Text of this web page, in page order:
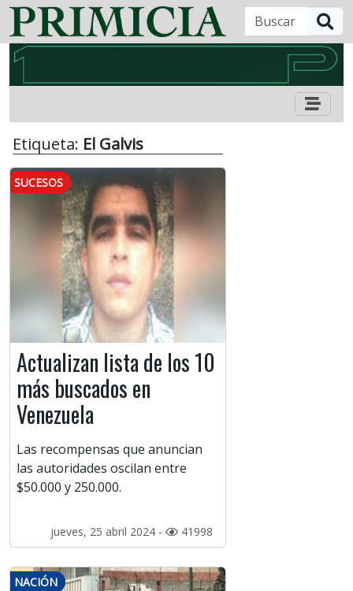
Etiqueta: El Galvis
SUCESOS
Actualizan lista de los 10
más buscados en
Venezuela
Las recompensas que anuncian
las autoridades oscilan entre
$50.000 y 250.000.
jueves, 25 abril 2024 - 41998
NACIÓN